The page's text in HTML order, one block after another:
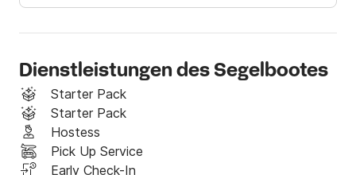
• Liegeplatzgebühren im Einschiffungshafen und
Ausschiffung
Nicht im Charterpreis enthalten:
• Kraftstoff- und Wasserverbrauch
• Hafengebühren während der Charter
• Endreinigung vor Ort zahlbar
Einschiffung
• Transfers von oder zur Yacht
Dienstleistungen des Segelbootes
Starter Pack
Starter Pack
Hostess
Pick Up Service
Early Check-In